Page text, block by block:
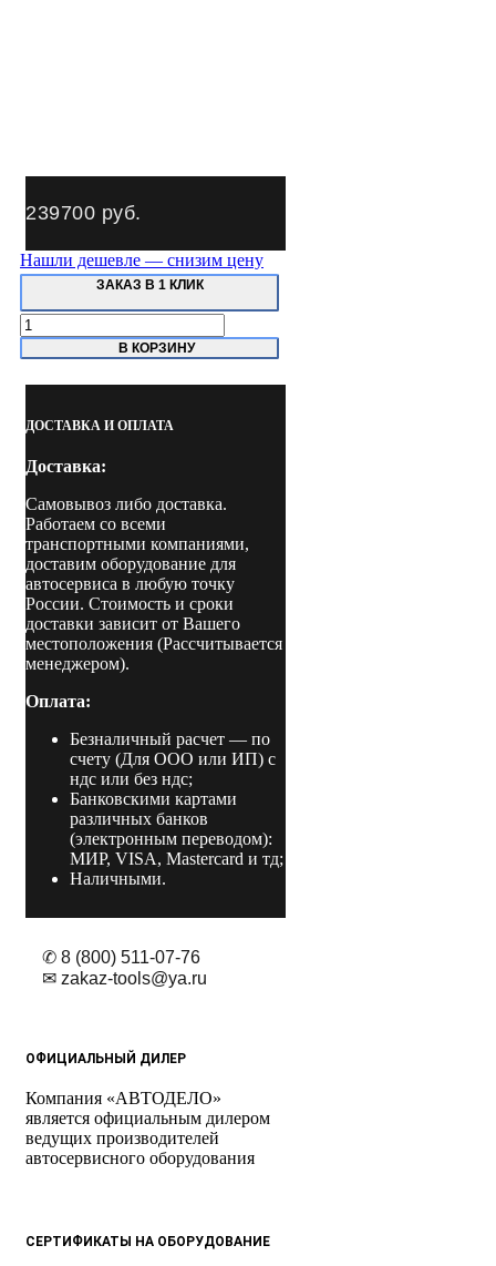
239700 руб.
Нашли дешевле — снизим цену
ЗАКАЗ В 1 КЛИК
Количество
товара
TLT-
240SB
Двухстоечный
г/
п
4
тонны
В КОРЗИНУ
ДОСТАВКА И ОПЛАТА
Доставка:
Самовывоз либо доставка.
Работаем со всеми
транспортными компаниями,
доставим оборудование для
автосервиса в любую точку
России. Стоимость и сроки
доставки зависит от Вашего
местоположения (Рассчитывается
менеджером).
Оплата:
Безналичный расчет — по
счету (Для ООО или ИП) с
ндс или без ндс;
Банковскими картами
различных банков
(электронным переводом):
МИР, VISA, Mastercard и тд;
Наличными.
✆ 8 (800) 511-07-76
✉ zakaz-tools@ya.ru
ОФИЦИАЛЬНЫЙ ДИЛЕР
Компания «АВТОДЕЛО»
является официальным дилером
ведущих производителей
автосервисного оборудования
СЕРТИФИКАТЫ НА ОБОРУДОВАНИЕ